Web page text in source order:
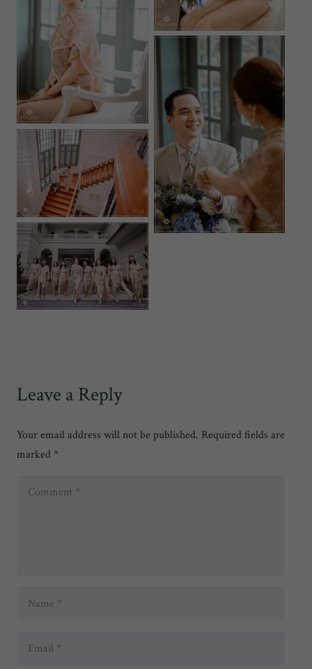
Leave a Reply
Your email address will not be published. Required fields are
marked *